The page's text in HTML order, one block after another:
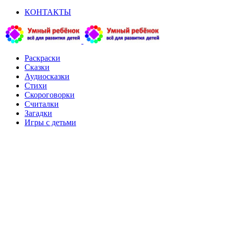
КОНТАКТЫ
Раскраски
Сказки
Аудиосказки
Стихи
Скороговорки
Считалки
Загадки
Игры с детьми